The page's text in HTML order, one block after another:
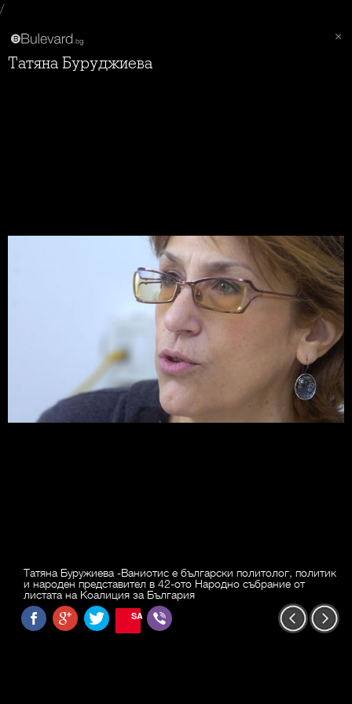
/
Татяна Буруджиева
Татяна Буружиева -Ваниотис е български политолог, политик
и народен представител в 42-ото Народно събрание от
листата на Коалиция за България
SAVE